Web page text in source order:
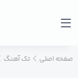
صفحه اصلی تک آهنگ